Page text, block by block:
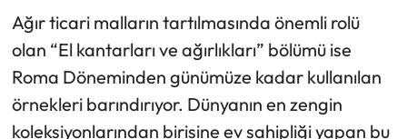
Ağır ticari malların tartılmasında önemli rolü
olan “El kantarları ve ağırlıkları” bölümü ise
Roma Döneminden günümüze kadar kullanılan
örnekleri barındırıyor. Dünyanın en zengin
koleksiyonlarından birisine ev sahipliği yapan bu